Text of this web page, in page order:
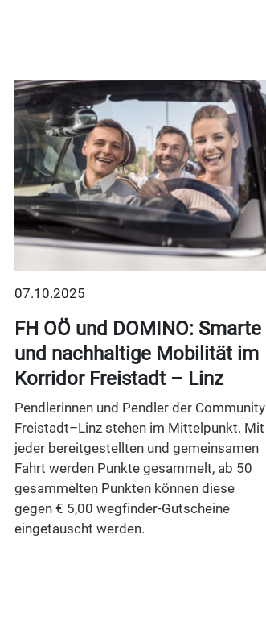
07.10.2025
FH OÖ und DOMINO: Smarte
und nachhaltige Mobilität im
Korridor Freistadt – Linz
Pendlerinnen und Pendler der Community
Freistadt–Linz stehen im Mittelpunkt. Mit
jeder bereitgestellten und gemeinsamen
Fahrt werden Punkte gesammelt, ab 50
gesammelten Punkten können diese
gegen € 5,00 wegfinder-Gutscheine
eingetauscht werden.